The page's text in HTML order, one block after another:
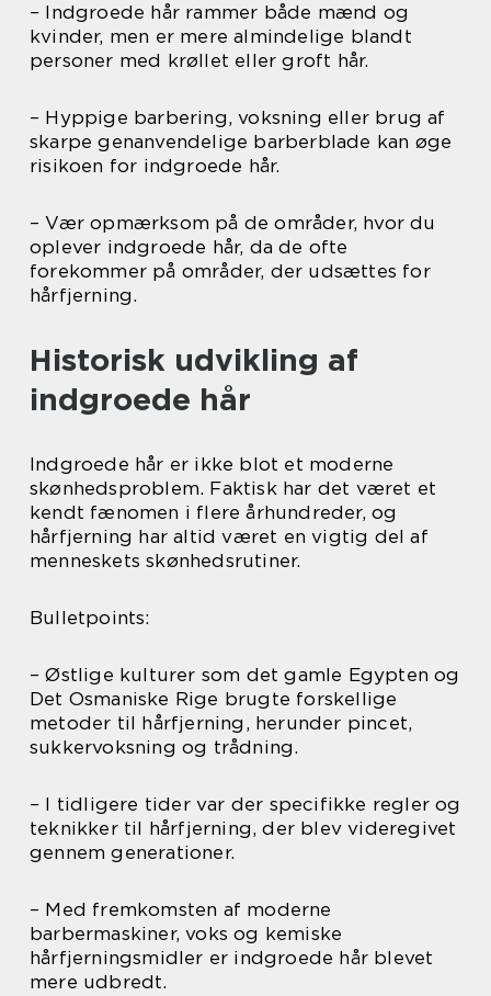
– Indgroede hår rammer både mænd og
kvinder, men er mere almindelige blandt
personer med krøllet eller groft hår.
– Hyppige barbering, voksning eller brug af
skarpe genanvendelige barberblade kan øge
risikoen for indgroede hår.
– Vær opmærksom på de områder, hvor du
oplever indgroede hår, da de ofte
forekommer på områder, der udsættes for
hårfjerning.
Historisk udvikling af
indgroede hår
Indgroede hår er ikke blot et moderne
skønhedsproblem. Faktisk har det været et
kendt fænomen i flere århundreder, og
hårfjerning har altid været en vigtig del af
menneskets skønhedsrutiner.
Bulletpoints:
– Østlige kulturer som det gamle Egypten og
Det Osmaniske Rige brugte forskellige
metoder til hårfjerning, herunder pincet,
sukkervoksning og trådning.
– I tidligere tider var der specifikke regler og
teknikker til hårfjerning, der blev videregivet
gennem generationer.
– Med fremkomsten af moderne
barbermaskiner, voks og kemiske
hårfjerningsmidler er indgroede hår blevet
mere udbredt.